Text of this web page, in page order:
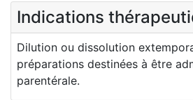
Indications
Dilution ou dissolution
préparations destinées à être
parentérale.